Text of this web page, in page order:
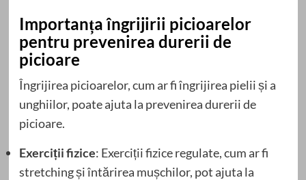
Importanța îngrijirii picioarelor
pentru prevenirea durerii de
picioare
Îngrijirea picioarelor, cum ar fi îngrijirea pielii și a
unghiilor, poate ajuta la prevenirea durerii de
picioare.
Exerciții fizice: Exerciții fizice regulate, cum ar fi
stretching și întărirea mușchilor, pot ajuta la